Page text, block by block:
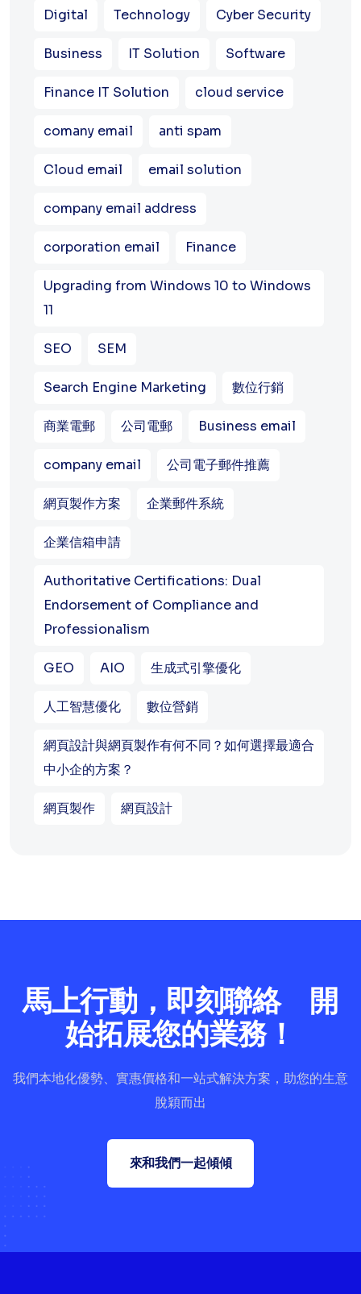
Digital Technology Cyber Security
Business IT Solution Software
Finance IT Solution cloud service
comany email anti spam
Cloud email email solution
company email address
corporation email Finance
Upgrading from Windows 10 to Windows
11
SEO SEM
Search Engine Marketing 數位行銷
商業電郵 公司電郵 Business email
company email 公司電子郵件推薦
網頁製作方案 企業郵件系統
企業信箱申請
Authoritative Certifications: Dual
Endorsement of Compliance and
Professionalism
GEO AIO 生成式引擎優化
人工智慧優化 數位營銷
網頁設計與網頁製作有何不同？如何選擇最適合
中小企的方案？
網頁製作 網頁設計
馬上行動，即刻聯絡 開
始拓展您的業務！
我們本地化優勢、實惠價格和一站式解決方案，助您的生意
脫穎而出
來和我們一起傾傾